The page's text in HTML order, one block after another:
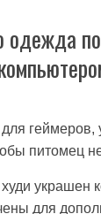
одежда
питомец
для